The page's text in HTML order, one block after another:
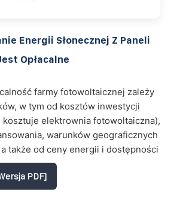
Energii Słonecznej Z Paneli
Opłacalne
farmy fotowoltaicznej zależy
w tym od kosztów inwestycji
kosztuje elektrownia fotowoltaiczna),
warunków geograficznych
także od ceny energii i dostępności
PDF]